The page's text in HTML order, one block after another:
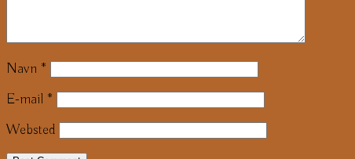
Navn *
E-mail *
Websted